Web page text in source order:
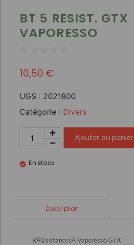
BT 5 RESIST. GTX
VAPORESSO
☆ ☆ ☆ ☆ ☆
10,50 €
UGS : 2021800
Catégorie : Divers
Ajouter au panier
En stock
Description
RÃ©sistancesÂ Vaporesso GTX